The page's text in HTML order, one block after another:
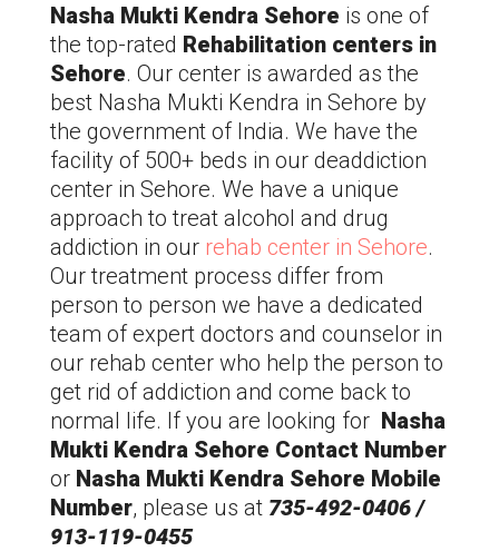
Nasha Mukti Kendra Sehore is one of
the top-rated Rehabilitation centers in
Sehore. Our center is awarded as the
best Nasha Mukti Kendra in Sehore by
the government of India. We have the
facility of 500+ beds in our deaddiction
center in Sehore. We have a unique
approach to treat alcohol and drug
addiction in our rehab center in Sehore.
Our treatment process differ from
person to person we have a dedicated
team of expert doctors and counselor in
our rehab center who help the person to
get rid of addiction and come back to
normal life. If you are looking for Nasha
Mukti Kendra Sehore Contact Number
or Nasha Mukti Kendra Sehore Mobile
Number, please us at 735-492-0406 /
913-119-0455